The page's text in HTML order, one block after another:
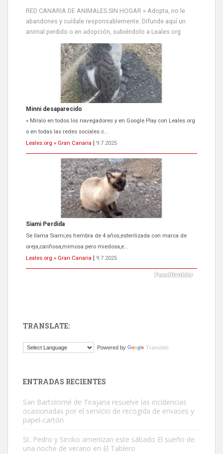
RED CANARIA DE ANIMALES SIN HOGAR » Adopta, no le
abandones y cuídale responsablemente. Difunde aquí un
animal perdido o en adopción, subiéndolo a Leales.org
Minni desaparecido
» Míralo en todos los navegadores y en Google Play con Leales.org
o en todas las redes sociales c...
Leales.org » Gran Canaria
9.7.2025
Siami Perdida
Se llama Siami,es hembra de 4 años,esterilizada con marca de
oreja,cariñosa,mimosa pero miedosa,e...
Leales.org » Gran Canaria
9.7.2025
El ayuntamiento se va a llevar a Los Gatos callejeros de la zona los
TRANSLATE:
Powered by Translate
ENTRADAS RECIENTES
San Bartolomé de Tirajana resuelve las incidencias
ocasionadas por el servicio de recogida de envases y
papel-cartón
St. Pedro y Siroko amenizan este sábado El sueño de
una noche de verano en El Tablero